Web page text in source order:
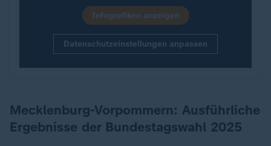
Infografiken anzeigen
Datenschutzeinstellungen anpassen
Mecklenburg-Vorpommern: Ausführliche
Ergebnisse der Bundestagswahl 2025